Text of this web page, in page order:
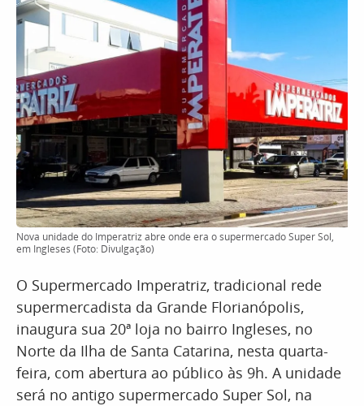
Nova unidade do Imperatriz abre onde era o supermercado Super Sol,
em Ingleses (Foto: Divulgação)
O Supermercado Imperatriz, tradicional rede
supermercadista da Grande Florianópolis,
inaugura sua 20ª loja no bairro Ingleses, no
Norte da Ilha de Santa Catarina, nesta quarta-
feira, com abertura ao público às 9h. A unidade
será no antigo supermercado Super Sol, na